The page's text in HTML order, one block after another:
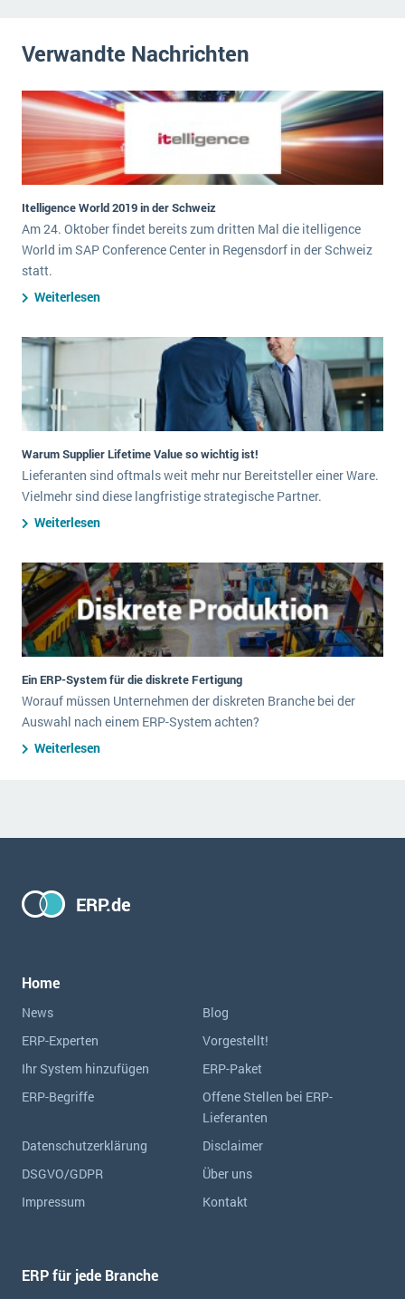
Verwandte Nachrichten
Itelligence World 2019 in der Schweiz
Am 24. Oktober findet bereits zum dritten Mal die itelligence
World im SAP Conference Center in Regensdorf in der Schweiz
statt.
Weiterlesen
Warum Supplier Lifetime Value so wichtig ist!
Lieferanten sind oftmals weit mehr nur Bereitsteller einer Ware.
Vielmehr sind diese langfristige strategische Partner.
Weiterlesen
Ein ERP-System für die diskrete Fertigung
Worauf müssen Unternehmen der diskreten Branche bei der
Auswahl nach einem ERP-System achten?
Weiterlesen
ERP.de
Home
News
Blog
ERP-Experten
Vorgestellt!
Ihr System hinzufügen
ERP-Paket
ERP-Begriffe
Offene Stellen bei ERP-
Lieferanten
Datenschutzerklärung
Disclaimer
DSGVO/GDPR
Über uns
Impressum
Kontakt
ERP für jede Branche